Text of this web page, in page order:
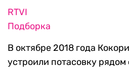
RTVI
Подборка
В октябре 2018 года
устроили потасовку рядом